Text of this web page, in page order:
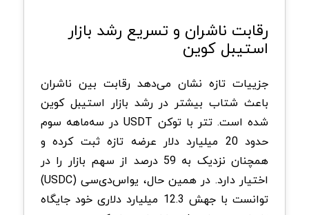
رقابت ناشران و تسریع رشد بازار
استیبل کوین
جزییات تازه نشان می‌دهد رقابت بین ناشران
باعث شتاب بیشتر در رشد بازار استیبل کوین
شده است. تتر با توکن USDT در سه‌ماهه سوم
حدود 20 میلیارد دلار عرضه تازه ثبت کرده و
همچنان نزدیک به 59 درصد از سهم بازار را در
اختیار دارد. در همین حال، یو‌اس‌دی‌سی (USDC)
توانست با جهش 12.3 میلیارد دلاری خود جایگاه